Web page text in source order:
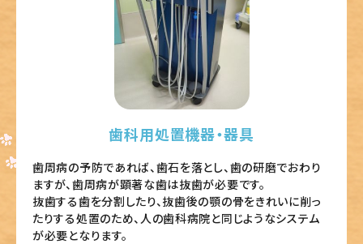
歯科用処置機器・器具
歯周病の予防であれば、歯石を落とし、歯の研磨でおわり
ますが、歯周病が顕著な歯は抜歯が必要です。
抜歯する歯を分割したり、抜歯後の顎の骨をきれいに削っ
たりする処置のため、人の歯科病院と同じようなシステム
が必要となります。